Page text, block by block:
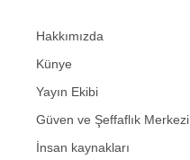
Hakkımızda
Künye
Yayın Ekibi
Güven ve Şeffaflık Merkezi
İnsan kaynakları